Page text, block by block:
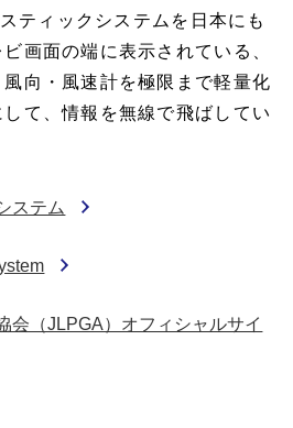
ティックシステムを日本にも
画面の端に表示されている、
向・風速計を極限まで軽量化
て、情報を無線で飛ばしてい
ステム
会（JLPGA）オフィシャルサイ